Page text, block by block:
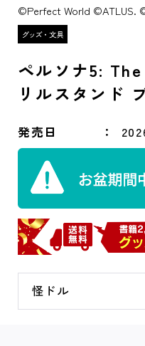
©Perfect World ©ATLUS.
ペルソナ5:
リルスタンド
発売日
怪ドル